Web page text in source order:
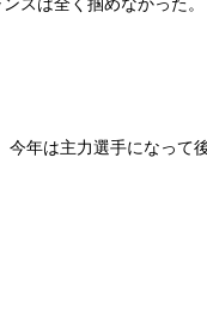
スは全く掴めなかった。
今年は主力選手になって